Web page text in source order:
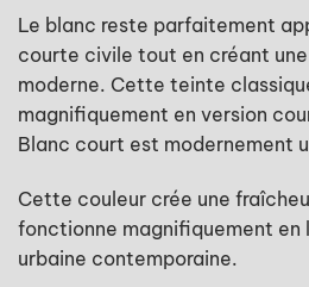
Le blanc reste parfaitement
courte civile tout en créant
moderne. Cette teinte
magnifiquement en version
Blanc court est modernement
Cette couleur crée une
fonctionne magnifiquement en
urbaine contemporaine.